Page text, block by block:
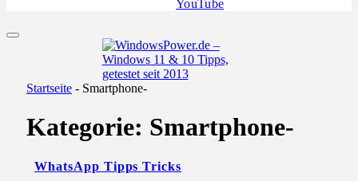
Startseite - Smartphone-
Kategorie: Smartphone-
WhatsApp Tipps Tricks